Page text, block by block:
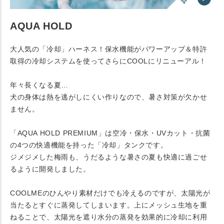
AQUA HOLD
大人気の「冷却」ハーネス！保水機能がパワーアップ＆特許
取得の冷却システムを使ってさらにCOOLにリニューアル！
年々長くなる夏…
犬の身体は熱を逃がしにくい作りなので、暑さ対策が欠かせ
ません。
「AQUA HOLD PREMIUM」は空冷・保水・UVカット・抗菌
の4つの快適機能を持った「冷却」タンクです。
ジメジメした梅雨も、うだるような暑さの夏も快適に過ごせ
るように開発しました。
COOLMEのひんやり素材だけでも冷えるのですが、太陽光が
当たるとすぐに蒸発してしまいます。上にメッシュ生地を重
ねることで、太陽光を遮り水分の蒸発を効果的に冷却に利用